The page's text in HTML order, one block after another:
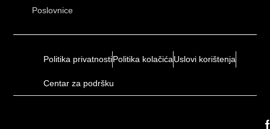
Poslovnice
Politika privatnostiPolitika kolačićaUslovi korištenja
Centar za podršku